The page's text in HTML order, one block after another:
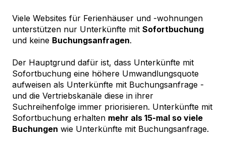
Viele Websites für Ferienhäuser und -wohnungen
unterstützen nur Unterkünfte mit Sofortbuchung
und keine Buchungsanfragen.
Der Hauptgrund dafür ist, dass Unterkünfte mit
Sofortbuchung eine höhere Umwandlungsquote
aufweisen als Unterkünfte mit Buchungsanfrage -
und die Vertriebskanäle diese in ihrer
Suchreihenfolge immer priorisieren. Unterkünfte mit
Sofortbuchung erhalten mehr als 15-mal so viele
Buchungen wie Unterkünfte mit Buchungsanfrage.